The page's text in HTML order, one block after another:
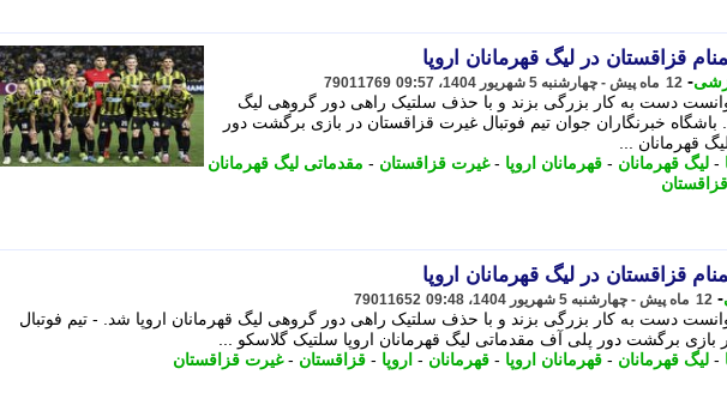
قزاقستان در لیگ قهرمانان اروپا
- 12 ماه پیش - چهارشنبه 5 شهریور 1404، 09:57 79011769
دست به کار بزرگی بزند و با حذف سلتیک راهی دور گروهی لیگ
باشگاه خبرنگاران جوان تیم فوتبال غیرت قزاقستان در بازی برگشت دور
قهرمانان ...
- لیگ قهرمانان - قهرمانان اروپا -غیرت قزاقستان - مقدماتی لیگ قهرمانان
قزاقستان
قزاقستان در لیگ قهرمانان اروپا
- 12 ماه پیش - چهارشنبه 5 شهریور 1404، 09:48 79011652
دست به کار بزرگی بزند و با حذف سلتیک راهی دور گروهی لیگ قهرمانان اروپا شد. - تیم فوتبال
بازی برگشت دور پلی آف مقدماتی لیگ قهرمانان اروپا سلتیک گلاسکو ...
- لیگ قهرمانان - قهرمانان اروپا - قهرمانان - اروپا - قزاقستان -غیرت قزاقستان